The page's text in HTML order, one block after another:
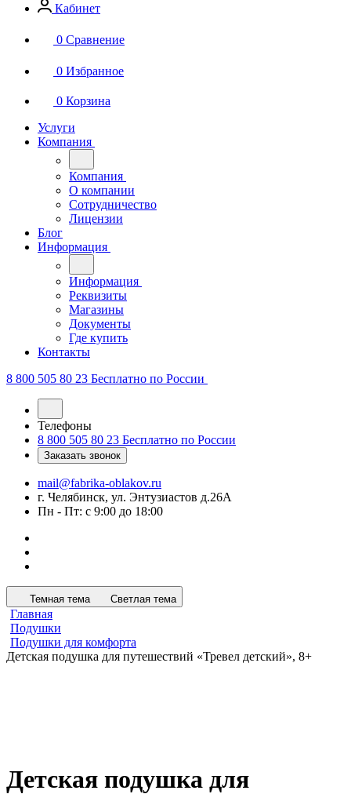
Кабинет
0 Сравнение
0 Избранное
0 Корзина
Услуги
Компания
Компания
О компании
Сотрудничество
Лицензии
Блог
Информация
Информация
Реквизиты
Магазины
Документы
Где купить
Контакты
8 800 505 80 23 Бесплатно по России
Телефоны
8 800 505 80 23 Бесплатно по России
Заказать звонок
mail@fabrika-oblakov.ru
г. Челябинск, ул. Энтузиастов д.26А
Пн - Пт: с 9:00 до 18:00
Темная тема Светлая тема
Главная
Подушки
Подушки для комфорта
Детская подушка для путешествий «Тревел детский», 8+
Детская подушка для